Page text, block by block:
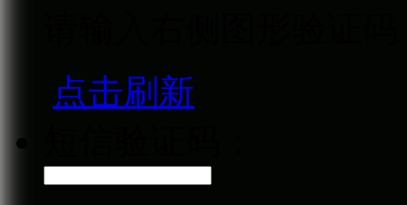
点击刷新